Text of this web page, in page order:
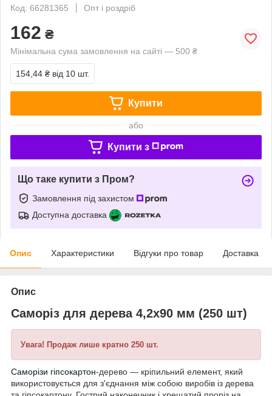
Код: 66281365
Опт і роздріб
162 ₴
Мінімальна сума замовлення на сайті — 500 ₴
154,44 ₴ від 10 шт.
Купити
або
Купити з
Що таке купити з Пром?
Замовлення під захистом
Доступна доставка
Опис Характеристики Відгуки про товар Доставка
Опис
Саморіз для дерева 4,2x90 мм (250 шт)
Увага! Продаж лише кратно 250 шт.
Саморізи гіпсокартон-дерево — кріпильний елемент, який
використовується для з'єднання між собою виробів із дерева